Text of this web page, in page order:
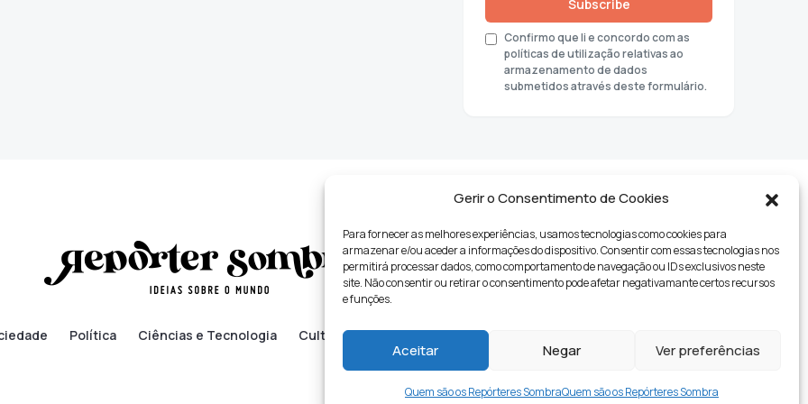
Gerir o Consentimento de Cookies
Para fornecer as melhores experiências, usamos tecnologias como cookies para
armazenar e/ou aceder a informações do dispositivo. Consentir com essas tecnologias nos
permitirá processar dados, como comportamento de navegação ou IDs exclusivos neste
site. Não consentir ou retirar o consentimento pode afetar negativamante certos recursos
e funções.
Aceitar Negar Ver preferências
Quem são os Repórteres SombraQuem são os Repórteres Sombra
Subscribe
Confirmo que li e concordo com as
políticas de utilização relativas ao
armazenamento de dados
submetidos através deste formulário.
Política Ciências e Tecnologia Cultura Lifestyle